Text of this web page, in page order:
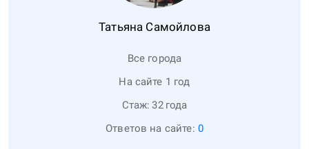
Татьяна Самойлова
Все города
На сайте 1 год
Стаж: 32 года
Ответов на сайте: 0